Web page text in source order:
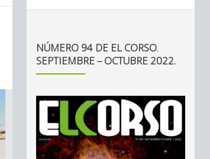
NÚMERO 94 DE EL CORSO.
SEPTIEMBRE – OCTUBRE 2022.